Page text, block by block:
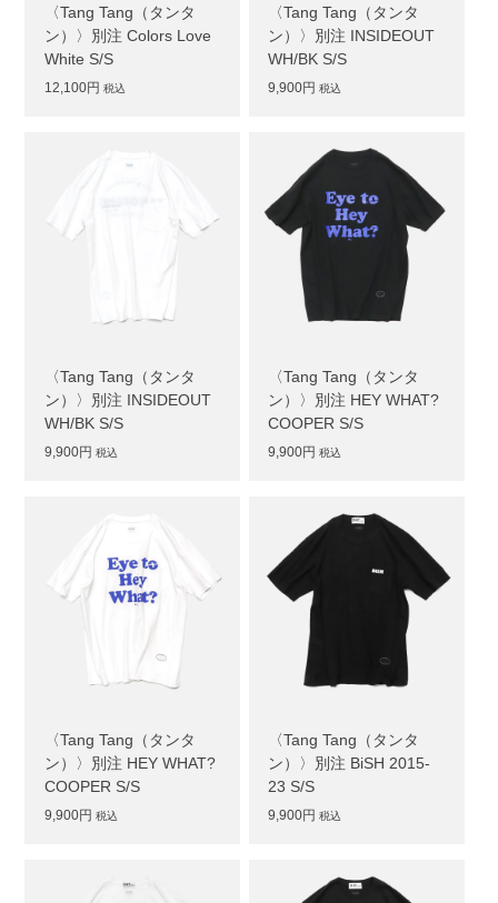
〈Tang Tang（タンタ
ン）〉別注 Colors Love
White S/S
12,100円 税込
〈Tang Tang（タンタ
ン）〉別注 INSIDEOUT
WH/BK S/S
9,900円 税込
〈Tang Tang（タンタ
ン）〉別注 INSIDEOUT
WH/BK S/S
9,900円 税込
〈Tang Tang（タンタ
ン）〉別注 HEY WHAT?
COOPER S/S
9,900円 税込
〈Tang Tang（タンタ
ン）〉別注 HEY WHAT?
COOPER S/S
9,900円 税込
〈Tang Tang（タンタ
ン）〉別注 BiSH 2015-
23 S/S
9,900円 税込